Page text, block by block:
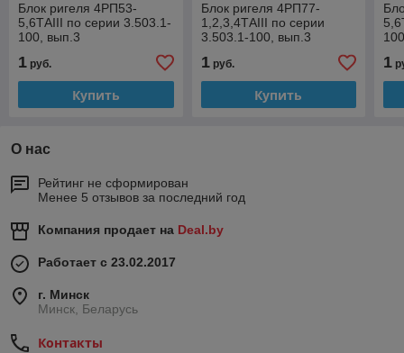
Блок ригеля 4РП53-
5,6ТAIII по серии 3.503.1-
100, вып.3
1 руб.
Купить
Блок ригеля 4РП77-
1,2,3,4ТAIII по серии
3.503.1-100, вып.3
1руб.
Купить
1
О нас
Рейтинг не сформирован
Менее 5 отзывов за последний год
Компания продает на Deal.by
Работает с 23.02.2017
г. Минск
Минск, Беларусь
Контакты